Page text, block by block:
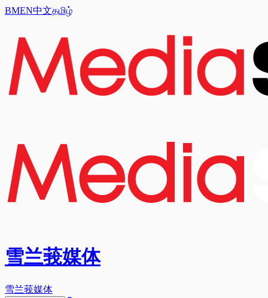
BMEN中文தமிழ்
雪兰莪媒体
雪兰莪媒体